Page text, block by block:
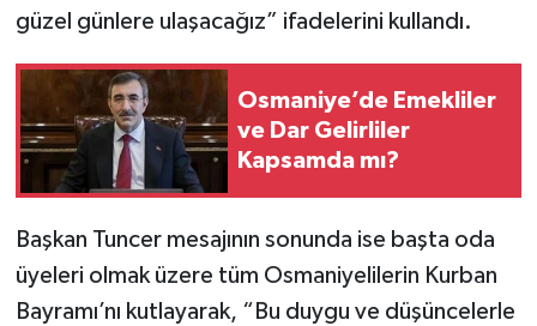
güzel günlere ulaşacağız” ifadelerini kullandı.
Osmaniye’de Emekliler
ve Dar Gelirliler
Kapsamda mı?
Başkan Tuncer mesajının sonunda ise başta oda
üyeleri olmak üzere tüm Osmaniyelilerin Kurban
Bayramı’nı kutlayarak, “Bu duygu ve düşüncelerle